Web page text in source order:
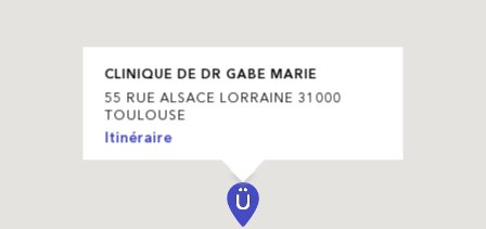
CLINIQUE DE DR GABE MARIE
55 RUE ALSACE LORRAINE 31000
TOULOUSE
Itinéraire